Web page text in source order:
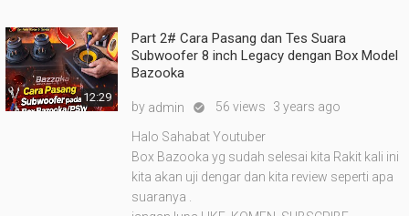
12:29
Part 2# Cara Pasang dan Tes Suara
Subwoofer 8 inch Legacy dengan Box Model
Bazooka
by admin  56 views 3 years ago
Halo Sahabat Youtuber
Box Bazooka yg sudah selesai kita Rakit kali ini
kita akan uji dengar dan kita review seperti apa
suaranya .